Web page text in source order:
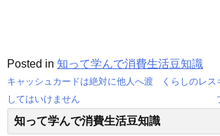
Posted in 知って学んで消費生活豆知識
投
稿
キャッシュカードは絶対に他人へ渡
してはいけません
くらしのレ
知って学んで消費生活豆知識